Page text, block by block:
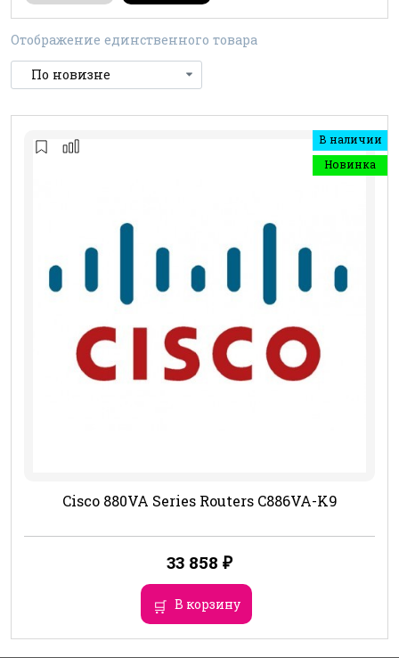
Отображение единственного товара
В наличии
Новинка
Cisco 880VA Series Routers C886VA-K9
33 858 ₽
В корзину